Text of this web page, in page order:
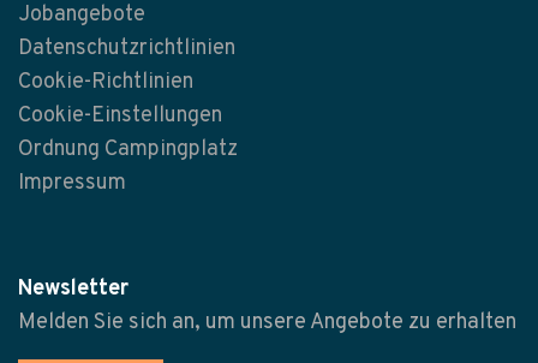
Jobangebote
Datenschutzrichtlinien
Cookie-Richtlinien
Cookie-Einstellungen
Ordnung Campingplatz
Impressum
Newsletter
Melden Sie sich an, um unsere Angebote zu erhalten